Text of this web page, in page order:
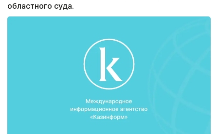
областного суда.